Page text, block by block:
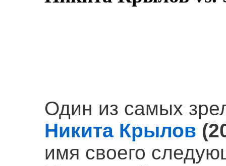
Один из самых
Никита Крылов
имя своего